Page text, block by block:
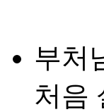
부처
처음